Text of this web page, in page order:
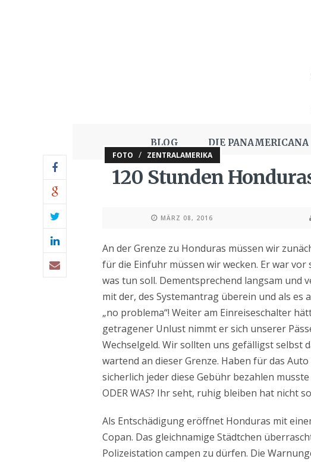
BLOG DIE PANAMERICANA
FOTO / ZENTRALAMERIKA
120 Stunden
MÄRZ 08, 2016
An der Grenze zu Honduras müssen wir
für die Einfuhr müssen wir wecken. Er war
was tun soll. Dementsprechend langsam
mit der, des Systemantrag überein und als es
„no problema“! Weiter am Einreiseschalter
getragener Unlust nimmt er sich unserer
Wechselgeld. Wir sollten uns gefälligst selbst
wartend an dieser Grenze. Haben für das
sicherlich jeder diese Gebühr bezahlen
ODER WAS? Ihr seht, ruhig bleiben hat nicht
Als Entschädigung eröffnet Honduras mit
Copan. Das gleichnamige Städtchen
Polizeistation campen zu dürfen. Die